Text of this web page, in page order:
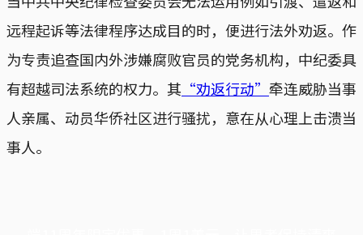
远程起诉等法律程序达成目的时，便进行法外劝返。作
为专责追查国内外涉嫌腐败官员的党务机构，中纪委具
有超越司法系统的权力。其 “劝返行动” 牵连威胁当事
人亲属、动员华侨社区进行骚扰，意在从心理上击溃当
事人。